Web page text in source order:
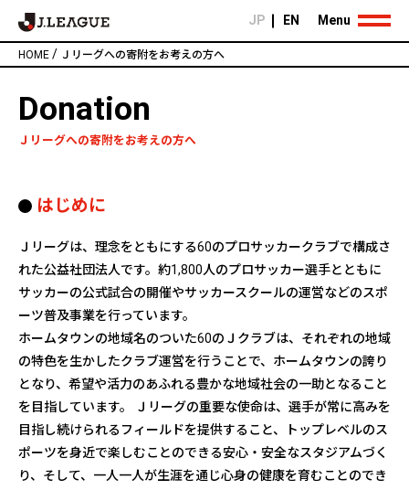
JP EN
HOME / Ｊリーグへの寄附をお考えの方へ
Menu
Donation
Ｊリーグへの寄附をお考えの方へ
はじめに
Ｊリーグは、理念をともにする60のプロサッカークラブで構成さ
れた公益社団法人です。約1,800人のプロサッカー選手とともに
サッカーの公式試合の開催やサッカースクールの運営などのスポ
ーツ普及事業を行っています。
ホームタウンの地域名のついた60のＪクラブは、それぞれの地域
の特色を生かしたクラブ運営を行うことで、ホームタウンの誇り
となり、希望や活力のあふれる豊かな地域社会の一助となること
を目指しています。 Ｊリーグの重要な使命は、選手が常に高みを
目指し続けられるフィールドを提供すること、トップレベルのス
ポーツを身近で楽しむことのできる安心・安全なスタジアムづく
り、そして、一人一人が生涯を通じ心身の健康を育むことのでき